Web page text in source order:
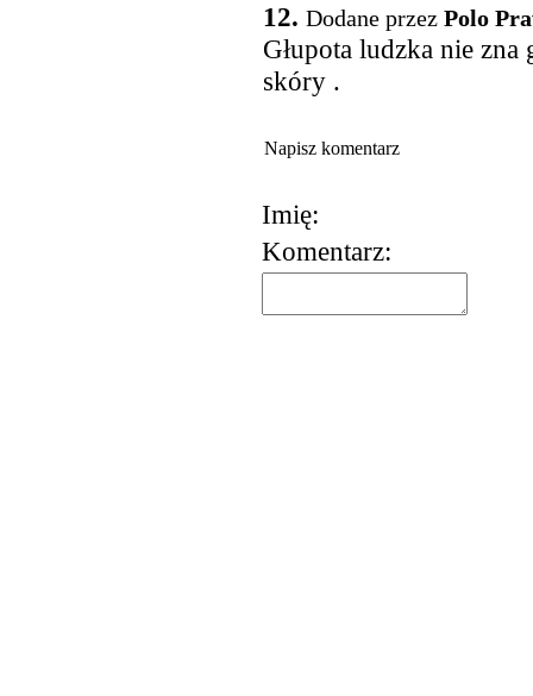
12. Dodane przez Polo
Głupota ludzka nie
skóry .
Napisz komentarz
Imię:
Komentarz: